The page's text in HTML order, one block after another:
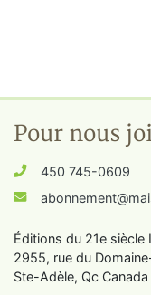
Pour nous
450 745-0609
Éditions du 21e siècle
2955, rue du
Ste-Adèle, Qc